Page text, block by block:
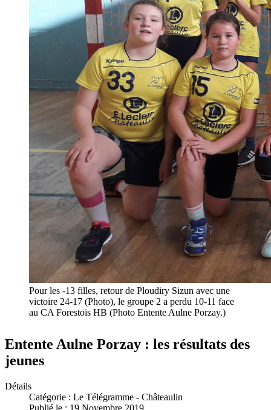
Pour les -13 filles, retour de Ploudiry Sizun avec une
victoire 24-17 (Photo), le groupe 2 a perdu 10-11 face
au CA Forestois HB (Photo Entente Aulne Porzay.)
Entente Aulne Porzay : les résultats des
jeunes
Détails
Catégorie : Le Télégramme - Châteaulin
Publié le : 19 Novembre 2019